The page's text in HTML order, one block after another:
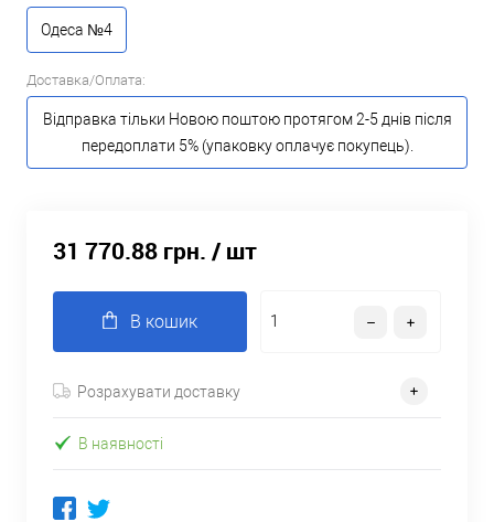
Одеса №4
Доставка/Оплата:
Відправка тільки Новою поштою протягом 2-5 днів після
передоплати 5% (упаковку оплачує покупець).
31 770.88 грн. / шт
В кошик
Розрахувати доставку
В наявності